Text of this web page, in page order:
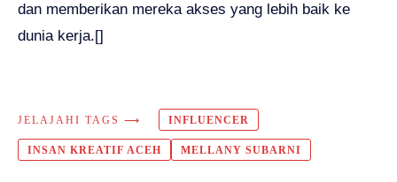
dan memberikan mereka akses yang lebih baik ke
dunia kerja.[]
JELAJAHI TAGS ⟶ INFLUENCER
INSAN KREATIF ACEH MELLANY SUBARNI